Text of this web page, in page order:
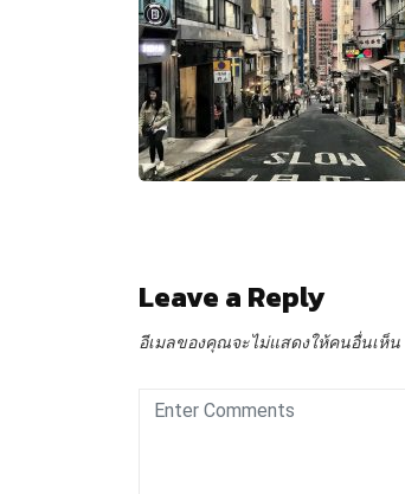
Leave a Reply
อีเมลของคุณจะไม่แสดงให้คนอื่นเห็น